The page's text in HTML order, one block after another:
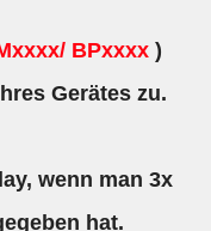
BPxxxx )
Gerätes zu.
wenn man 3x
hat.